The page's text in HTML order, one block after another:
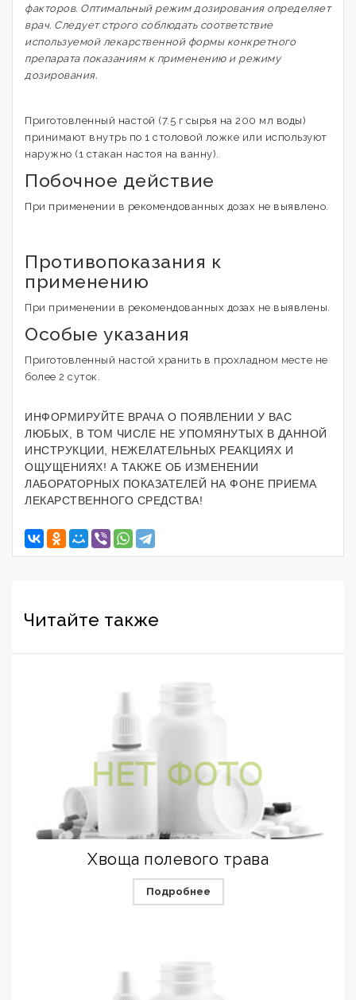
факторов. Оптимальный режим дозирования определяет
врач. Следует строго соблюдать соответствие
используемой лекарственной формы конкретного
препарата показаниям к применению и режиму
дозирования.
Приготовленный настой (7.5 г сырья на 200 мл воды)
принимают внутрь по 1 столовой ложке или используют
наружно (1 стакан настоя на ванну).
Побочное действие
При применении в рекомендованных дозах не выявлено.
Противопоказания к
применению
При применении в рекомендованных дозах не выявлены.
Особые указания
Приготовленный настой хранить в прохладном месте не
более 2 суток.
ИНФОРМИРУЙТЕ ВРАЧА О ПОЯВЛЕНИИ У ВАС
ЛЮБЫХ, В ТОМ ЧИСЛЕ НЕ УПОМЯНУТЫХ В ДАННОЙ
ИНСТРУКЦИИ, НЕЖЕЛАТЕЛЬНЫХ РЕАКЦИЯХ И
ОЩУЩЕНИЯХ! А ТАКЖЕ ОБ ИЗМЕНЕНИИ
ЛАБОРАТОРНЫХ ПОКАЗАТЕЛЕЙ НА ФОНЕ ПРИЕМА
ЛЕКАРСТВЕННОГО СРЕДСТВА!
Читайте также
Хвоща полевого трава
Подробнее